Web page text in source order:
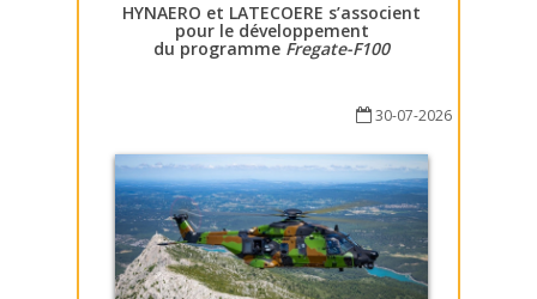
HYNAERO et LATECOERE s’associent
pour le développement
du programme Fregate-F100
30-07-2026